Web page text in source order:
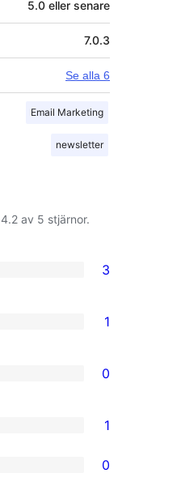
5.0 eller senare
7.0.3
Se alla 6
Email Marketing
newsletter
4.2 av 5 stjärnor.
3
1
0
1
0